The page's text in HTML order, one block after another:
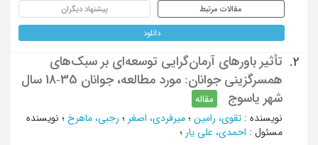
مقالات مرتبط پیشنهاد دیگران
دانلود
2.
تأثیر باورهای آرمان‌گرایی توسعه‌ای بر سبک‌های
همسرگزینی جوانان: مورد مطالعه، جوانان 35-18 سال
شهر یاسوج
مقاله
نویسنده : تقوی، رامین ؛ میرفردی، اصغر ؛ رجبی، ماهرخ ؛ نویسنده
مسئول : احمدی، علی یار ؛